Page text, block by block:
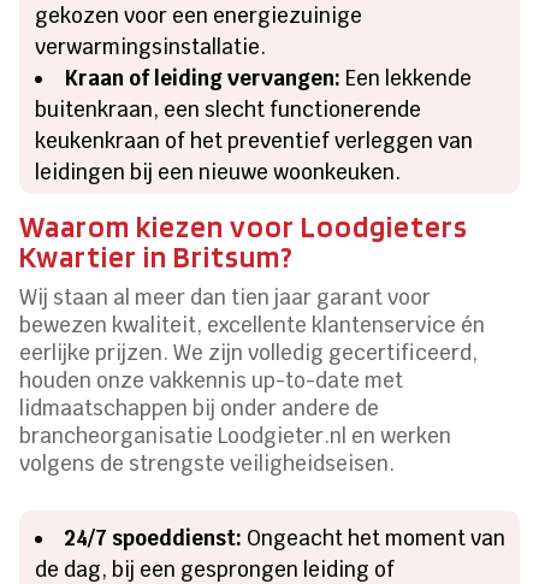
gekozen voor een energiezuinige
verwarmingsinstallatie.
Kraan of leiding vervangen: Een lekkende
buitenkraan, een slecht functionerende
keukenkraan of het preventief verleggen van
leidingen bij een nieuwe woonkeuken.
Waarom kiezen voor Loodgieters
Kwartier in Britsum?
Wij staan al meer dan tien jaar garant voor
bewezen kwaliteit, excellente klantenservice én
eerlijke prijzen. We zijn volledig gecertificeerd,
houden onze vakkennis up-to-date met
lidmaatschappen bij onder andere de
brancheorganisatie Loodgieter.nl en werken
volgens de strengste veiligheidseisen.
24/7 spoeddienst: Ongeacht het moment van
de dag, bij een gesprongen leiding of